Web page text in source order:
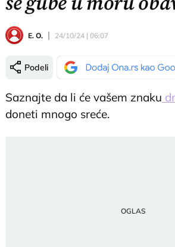
E. O. 24/10/24 | 06:07
Podeli
Saznajte da li će vašem znaku
doneti mnogo sreće.